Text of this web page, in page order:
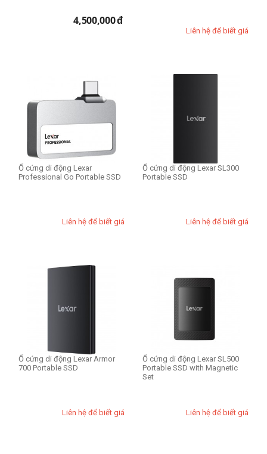
Nhu cầu sử dụng
4,500,000đ
Liên hệ để biết giá
Ổ cứng di động Lexar
Professional Go Portable SSD
Liên hệ để biết giá
Ổ cứng di động Lexar SL300
Portable SSD
Liên hệ để biết giá
Ổ cứng di động Lexar Armor
700 Portable SSD
Liên hệ để biết giá
Ổ cứng di động Lexar SL500
Portable SSD with Magnetic
Set
Liên hệ để biết giá